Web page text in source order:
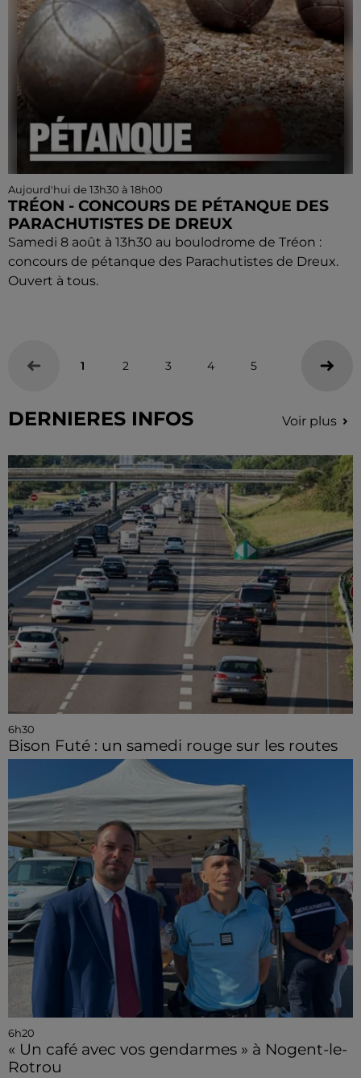
Aujourd'hui de 13h30 à 18h00
TRÉON - CONCOURS DE PÉTANQUE DES
PARACHUTISTES DE DREUX
Samedi 8 août à 13h30 au boulodrome de Tréon :
concours de pétanque des Parachutistes de Dreux.
Ouvert à tous.
1 2 3 4 5
DERNIERES INFOS Voir plus
6h30
Bison Futé : un samedi rouge sur les routes
6h20
« Un café avec vos gendarmes » à Nogent-le-
Rotrou